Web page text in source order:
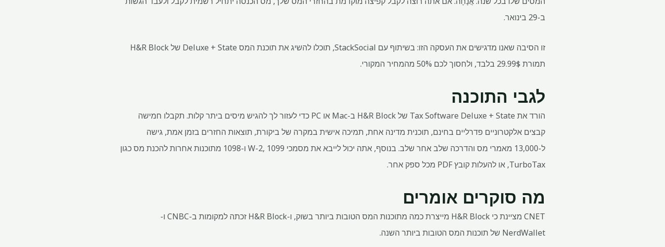
ב-29 בינואר.
זו הסיבה שאנו מדגישים את העסקה הזו: בשיתוף עם StackSocial, תוכלו להשיג את תוכנת המס Deluxe + State של H&R Block
תמורת 29.99$ בלבד, ולחסוך לכם 50% מהמחיר המקורי.
לגבי התוכנה
הורד את Tax Software Deluxe + State של H&R Block ב-Mac או PC כדי לעזור לך להגיש מיסים ביתר קלות. תקבלו חמישה
קבצים אלקטרוניים פדרליים בחינם, תוכנית מדינה אחת, תמיכה אישית במקרה של ביקורת, תוצאות החזרים בזמן אמת, גישה
ל-13,000 מאמרי מס והדרכה שלב אחר שלב. בנוסף, אתה יכול לייבא את מסמכי W-2, 1099 ו-1098 מתוכנות אחרות להכנת מס כגון
TurboTax, או להעלות קובץ PDF מכל ספק אחר.
מה סוקרים אומרים
CNET מציינת כי H&R Block מייצרת כמה מתוכנות המס הטובות ביותר בשוק, ו-H&R Block זכתה למקומות ב-CNBC ו-
NerdWallet של תוכנות המס הטובות ביותר השנה.